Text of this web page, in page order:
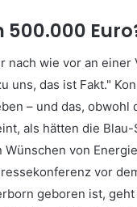
nach wie vor an
uns, das ist Fakt."
– und das,
als hätten die
von
vor
geboren ist,